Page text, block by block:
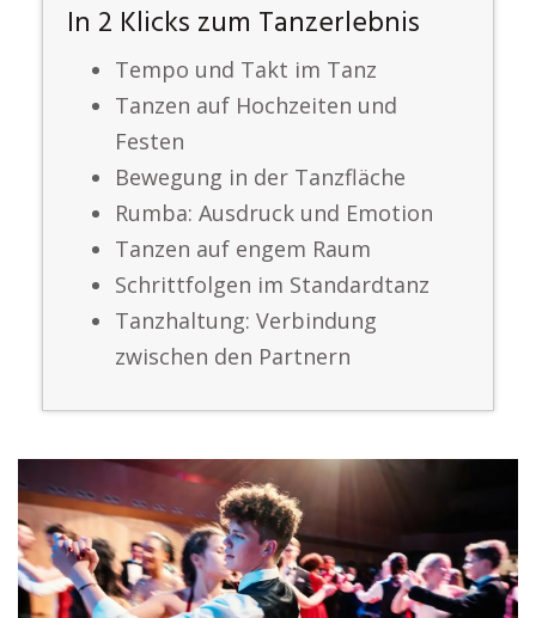
In 2 Klicks zum Tanzerlebnis
Tempo und Takt im Tanz
Tanzen auf Hochzeiten und
Festen
Bewegung in der Tanzfläche
Rumba: Ausdruck und Emotion
Tanzen auf engem Raum
Schrittfolgen im Standardtanz
Tanzhaltung: Verbindung
zwischen den Partnern